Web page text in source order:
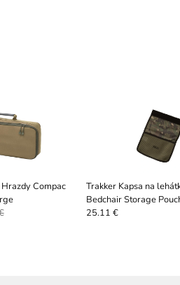
Compac
Trakker Kapsa na
Bedchair Storage
25.11 €